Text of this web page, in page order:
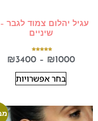
שיניים
5.00
₪1000
–
₪3400
בחר אפשרויות